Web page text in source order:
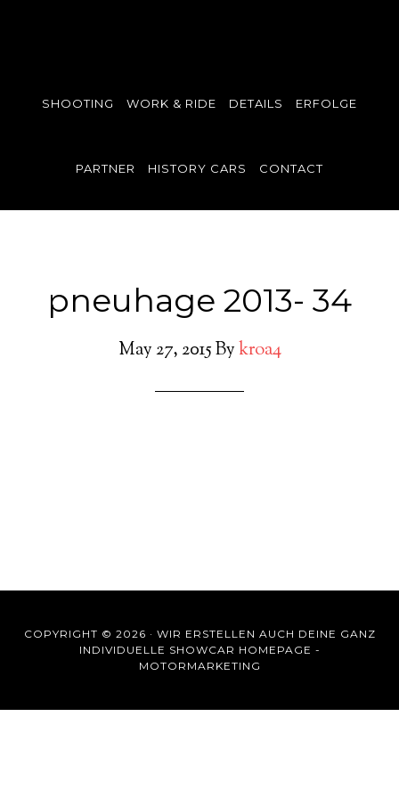
SHOOTING WORK & RIDE DETAILS ERFOLGE
PARTNER HISTORY CARS CONTACT
pneuhage 2013- 34
May 27, 2015Bykroa4
COPYRIGHT © 2026 · WIR ERSTELLEN AUCH DEINE GANZ
INDIVIDUELLE SHOWCAR HOMEPAGE -
MOTORMARKETING